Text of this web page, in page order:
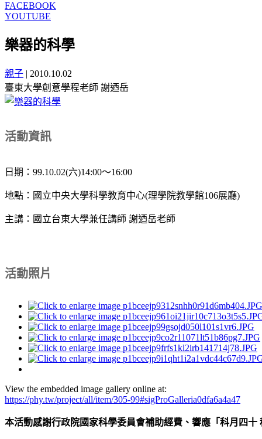
FACEBOOK
YOUTUBE
樂器的科學
親子 | 2010.10.02
臺東大學創意學程老師 謝迺岳
活動資訊
日期：99.10.02(六)14:00～16:00
地點：國立中央大學科學教育中心(理學院教學館106展廳)
主講：國立台東大學兼任講師 謝迺岳老師
活動照片
View the embedded image gallery online at:
https://phy.tw/project/all/item/305-99#sigProGalleria0dfa6a4a47
本活動感謝行政院國家科學委員會補助經費、響應「科月四十